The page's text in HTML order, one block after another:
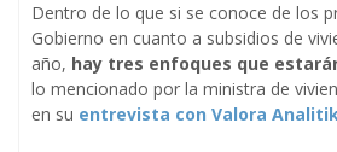
Dentro de lo que si se conoce de los
Gobierno en cuanto a subsidios de
año, hay tres enfoques que
lo mencionado por la ministra de
en su entrevista con Valora